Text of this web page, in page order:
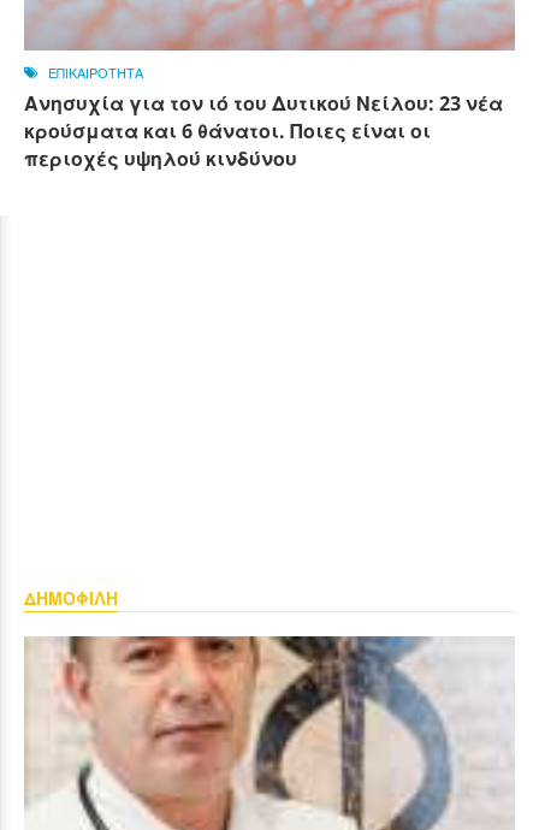
ΕΠΙΚΑΙΡΟΤΗΤΑ
Ανησυχία για τον ιό του Δυτικού Νείλου: 23 νέα
κρούσματα και 6 θάνατοι. Ποιες είναι οι
περιοχές υψηλού κινδύνου
ΔΗΜΟΦΙΛΗ